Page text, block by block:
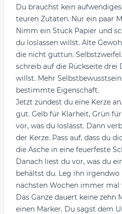
Du brauchst kein
teuren Zutaten. Nur ein paar
Nimm ein Stück Papier und
du loslassen willst. Alte
die nicht guttun.
schreib auf die Rückseite drei
willst. Mehr
bestimmte Eigenschaft.
Jetzt zündest du eine Kerze
gut. Gelb für Klarheit, Grün
vor, was du loslässt. Dann
der Kerze. Pass auf, dass du
die Asche in eine feuerfeste
Danach liest du vor, was du
behältst du. Leg ihn irgendwo
nächsten Wochen immer mal
Das Ganze dauert keine zehn
einen Marker. Du sagst dem